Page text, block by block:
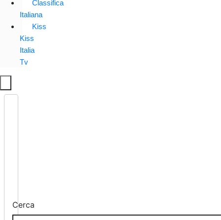
Classifica
Italiana
Kiss
Kiss
Italia
Tv
Cerca